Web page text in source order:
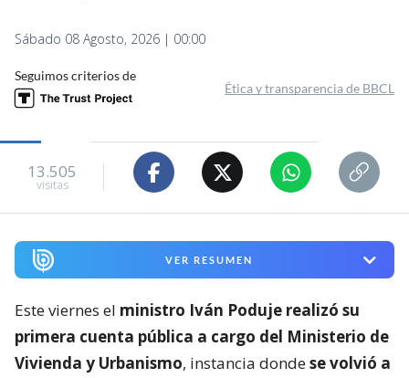
Sábado 08 Agosto, 2026 | 00:00
Seguimos criterios de
Ética y transparencia de BBCL
13.505
visitas
VER RESUMEN
Este viernes el ministro Iván Poduje realizó su
primera cuenta pública a cargo del Ministerio de
Vivienda y Urbanismo, instancia dondese volvió a